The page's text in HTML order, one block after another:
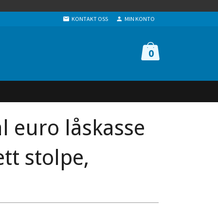
KONTAKT OSS MIN KONTO
0
euro låskasse
stolpe,